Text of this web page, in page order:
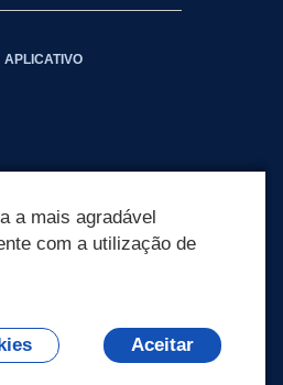
APLICATIVO
a mais agradável
com a utilização de
Aceitar